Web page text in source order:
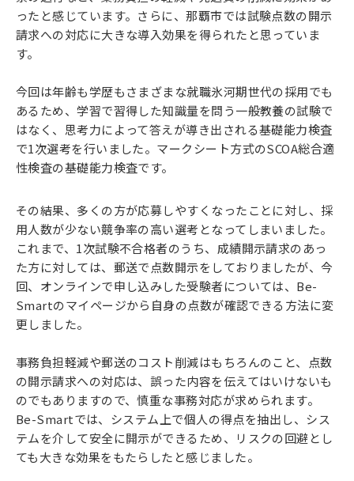
ったと感じています。さらに、那覇市では試験点数の開示
請求への対応に大きな導入効果を得られたと思っていま
す。
今回は年齢も学歴もさまざまな就職氷河期世代の採用でも
あるため、学習で習得した知識量を問う一般教養の試験で
はなく、思考力によって答えが導き出される基礎能力検査
で1次選考を行いました。マークシート方式のSCOA総合適
性検査の基礎能力検査です。
その結果、多くの方が応募しやすくなったことに対し、採
用人数が少ない競争率の高い選考となってしまいました。
これまで、1次試験不合格者のうち、成績開示請求のあっ
た方に対しては、郵送で点数開示をしておりましたが、今
回、オンラインで申し込みした受験者については、Be-
Smartのマイページから自身の点数が確認できる方法に変
更しました。
事務負担軽減や郵送のコスト削減はもちろんのこと、点数
の開示請求への対応は、誤った内容を伝えてはいけないも
のでもありますので、慎重な事務対応が求められます。
Be-Smartでは、システム上で個人の得点を抽出し、シス
テムを介して安全に開示ができるため、リスクの回避とし
ても大きな効果をもたらしたと感じました。